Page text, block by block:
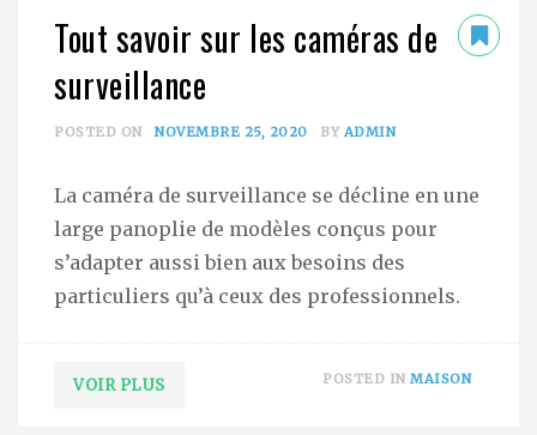
Tout savoir sur les caméras de
surveillance
POSTED ON NOVEMBRE 25, 2020 BY ADMIN
La caméra de surveillance se décline en une
large panoplie de modèles conçus pour
s’adapter aussi bien aux besoins des
particuliers qu’à ceux des professionnels.
VOIR PLUS POSTED IN MAISON